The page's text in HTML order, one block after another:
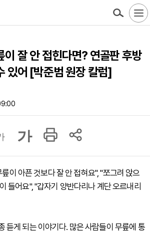
이 잘 안 접힌다면? 연골판 후방
있어 [박준범 원장 칼럼]
가
이 아픈 것보다 잘 안 접혀요", "쪼그려 앉으
들어요", "갑자기 양반다리나 계단 오르내리
듣게 되는 이야기다. 많은 사람들이 무릎에 통